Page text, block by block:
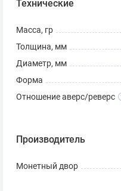
Технические
Масса, гр
Толщина, мм
Диаметр, мм
Форма
Отношение аверс/реверс
Производитель
Монетный двор